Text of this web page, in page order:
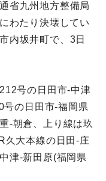
省九州地方整備局
わたり決壊してい
内坂井町で、3日
号の日田市-中津
の日田市-福岡県
-朝倉、上り線は玖
久大本線の日田-庄
津-新田原(福岡県